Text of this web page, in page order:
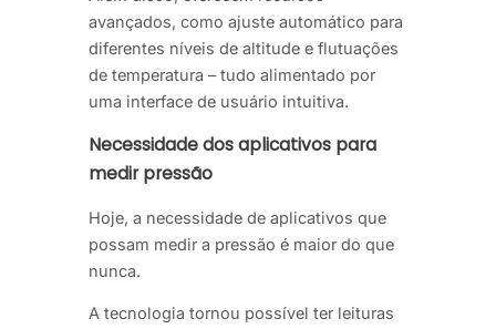
avançados, como ajuste automático para
diferentes níveis de altitude e flutuações
de temperatura – tudo alimentado por
uma interface de usuário intuitiva.
Necessidade dos aplicativos para
medir pressão
Hoje, a necessidade de aplicativos que
possam medir a pressão é maior do que
nunca.
A tecnologia tornou possível ter leituras